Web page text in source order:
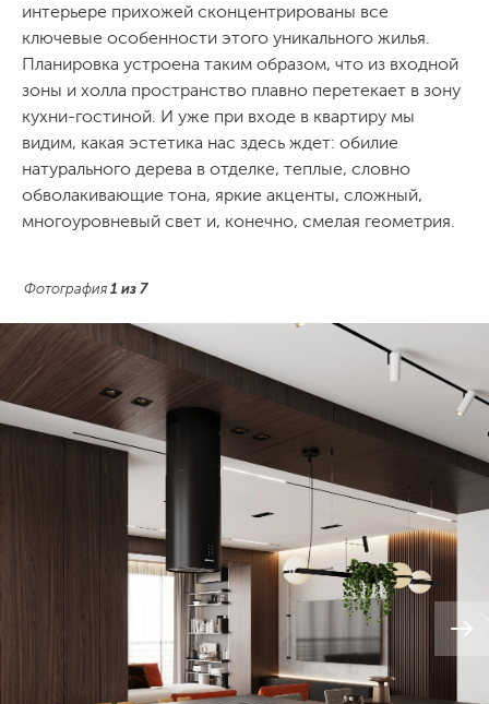
интерьере прихожей сконцентрированы все
ключевые особенности этого уникального жилья.
Планировка устроена таким образом, что из входной
зоны и холла пространство плавно перетекает в зону
кухни-гостиной. И уже при входе в квартиру мы
видим, какая эстетика нас здесь ждет: обилие
натурального дерева в отделке, теплые, словно
обволакивающие тона, яркие акценты, сложный,
многоуровневый свет и, конечно, смелая геометрия.
Фотография 1 из 7